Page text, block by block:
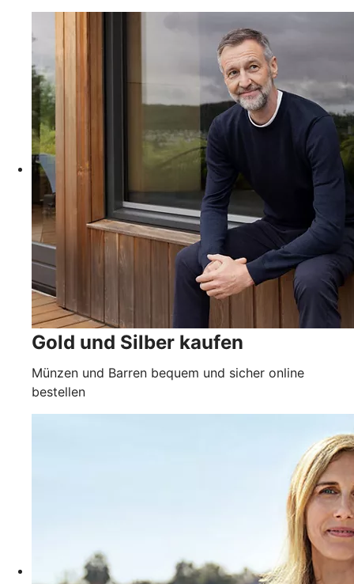
Gold und Silber kaufen
Münzen und Barren bequem und sicher online
bestellen